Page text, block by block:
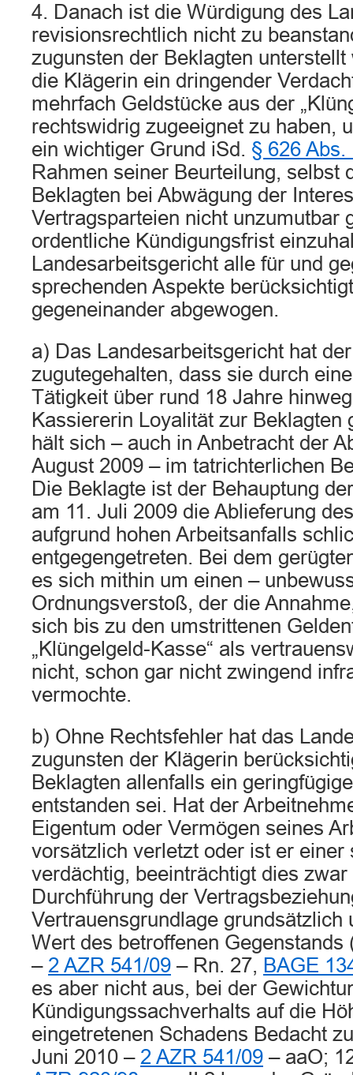
4. Danach ist die Würdigung des
revisionsrechtlich nicht zu
zugunsten der Beklagten
die Klägerin ein dringender
mehrfach Geldstücke aus der
rechtswidrig zugeeignet zu haben,
ein wichtiger Grund iSd. § 626 Abs.
Rahmen seiner Beurteilung, selbst
Beklagten bei Abwägung der
Vertragsparteien nicht unzumutbar
ordentliche Kündigungsfrist
Landesarbeitsgericht alle für und
sprechenden Aspekte
gegeneinander abgewogen.
a) Das Landesarbeitsgericht hat
zugutegehalten, dass sie durch
Tätigkeit über rund 18 Jahre
Kassiererin Loyalität zur Beklagten
hält sich – auch in Anbetracht der
August 2009 – im tatrichterlichen
Die Beklagte ist der Behauptung
am 11. Juli 2009 die Ablieferung
aufgrund hohen Arbeitsanfalls
entgegengetreten. Bei dem
es sich mithin um einen –
Ordnungsverstoß, der die
sich bis zu den umstrittenen
„Klüngelgeld-Kasse“ als
nicht, schon gar nicht zwingend
vermochte.
b) Ohne Rechtsfehler hat das
zugunsten der Klägerin
Beklagten allenfalls ein
entstanden sei. Hat der
Eigentum oder Vermögen seines
vorsätzlich verletzt oder ist er einer
verdächtig, beeinträchtigt dies
Durchführung der
Vertrauensgrundlage grundsätzlich
Wert des betroffenen Gegenstands
– 2 AZR 541/09 – Rn. 27, BAGE
es aber nicht aus, bei der
Kündigungssachverhalts auf die
eingetretenen Schadens Bedacht
Juni 2010 – 2 AZR 541/09 – aaO;